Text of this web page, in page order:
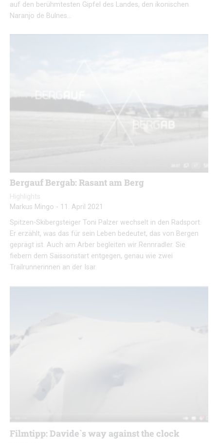
auf den berühmtesten Gipfel des Landes, den ikonischen
Naranjo de Bulnes…
Bergauf Bergab: Rasant am Berg
Highlights
Markus Mingo - 11. April 2021
Spitzen-Skibergsteiger Toni Palzer wechselt in den Radsport.
Er erzählt, was das für sein Leben bedeutet, das von Bergen
geprägt ist. Auch am Arber begleiten wir Rennradler. Sie
fiebern dem Saissonstart entgegen, genau wie zwei
Trailrunnerinnen an der Isar.
Filmtipp: Davide`s way against the clock